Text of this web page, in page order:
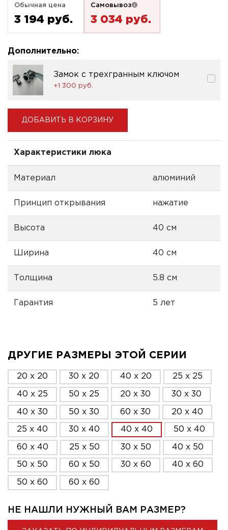
Обычная цена
3 194 pуб.
Самовывоз
3 034 pуб.
Дополнительно:
Замок с трехгранным ключом
+1 300 pуб.
ДОБАВИТЬ В КОРЗИНУ
Характеристики люка
Материал алюминий
Принцип открывания нажатие
Высота 40 см
Ширина 40 см
Толщина 5.8 см
Гарантия 5 лет
ДРУГИЕ РАЗМЕРЫ ЭТОЙ СЕРИИ
20 x 20 30 x 20 40 x 20 25 x 25
40 x 25 50 x 25 20 x 30 30 x 30
40 x 30 50 x 30 60 x 30 20 x 40
25 x 40 30 x 40 40 x 40 50 x 40
60 x 40 25 x 50 30 x 50 40 x 50
50 x 50 60 x 50 30 x 60 40 x 60
50 x 60 60 x 60
НЕ НАШЛИ НУЖНЫЙ ВАМ РАЗМЕР?